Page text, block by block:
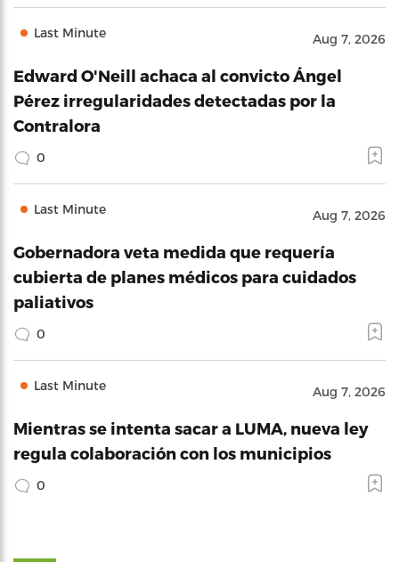
Last Minute Aug 7, 2026
Edward O'Neill achaca al convicto Ángel
Pérez irregularidades detectadas por la
Contralora
0
Last Minute Aug 7, 2026
Gobernadora veta medida que requería
cubierta de planes médicos para cuidados
paliativos
0
Last Minute Aug 7, 2026
Mientras se intenta sacar a LUMA, nueva ley
regula colaboración con los municipios
0